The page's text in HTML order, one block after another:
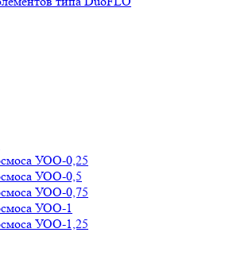
УОО-0,25
УОО-0,5
УОО-0,75
УОО-1
УОО-1,25